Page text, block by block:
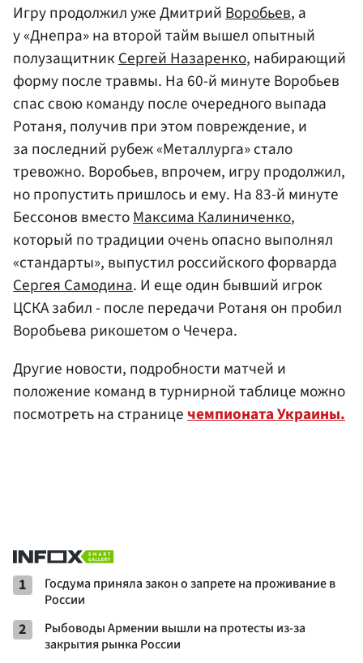
Игру продолжил уже Дмитрий Воробьев, а
у «Днепра» на второй тайм вышел опытный
полузащитник Сергей Назаренко, набирающий
форму после травмы. На 60-й минуте Воробьев
спас свою команду после очередного выпада
Ротаня, получив при этом повреждение, и
за последний рубеж «Металлурга» стало
тревожно. Воробьев, впрочем, игру продолжил,
но пропустить пришлось и ему. На 83-й минуте
Бессонов вместоМаксима Калиниченко,
который по традиции очень опасно выполнял
«стандарты», выпустил российского форварда
Сергея Самодина. И еще один бывший игрок
ЦСКА забил - после передачи Ротаня он пробил
Воробьева рикошетом о Чечера.
Другие новости, подробности матчей и
положение команд в турнирной таблице можно
посмотреть на страницечемпионата Украины.
1
Госдума приняла закон о запрете на проживание в
России
2
Рыбоводы Армении вышли на протесты из-за
закрытия рынка России